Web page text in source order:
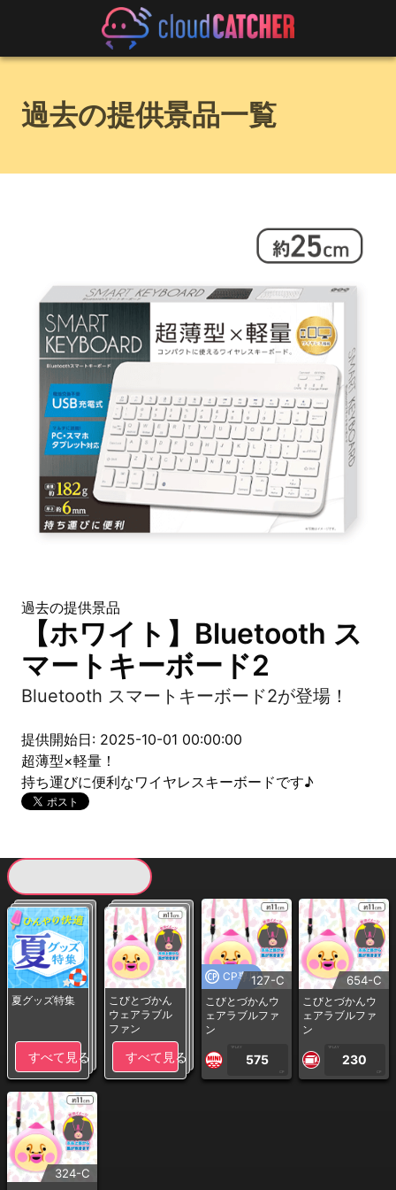
過去の提供景品一覧
過去の提供景品
【ホワイト】Bluetooth ス
マートキーボード2
Bluetooth スマートキーボード2が登場！
提供開始日: 2025-10-01 00:00:00
超薄型×軽量！
持ち運びに便利なワイヤレスキーボードです♪
夏グッズ特集
すべて見る
こびとづかん
ウェアラブル
ファン
すべて見る
CP専用127-C
こびとづかんウ
ェアラブルファ
ン
1PLAY
575
CP
654-C
こびとづかんウ
ェアラブルファ
ン
1PLAY
230
CP
324-C